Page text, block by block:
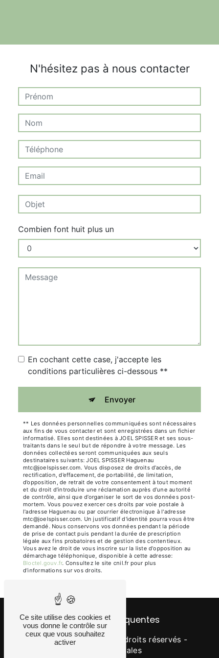
N'hésitez pas à nous contacter
Combien font huit plus un
En cochant cette case, j'accepte les
conditions particulières ci-dessous **
Envoyer
** Les données personnelles communiquées sont nécessaires
aux fins de vous contacter et sont enregistrées dans un fichier
informatisé. Elles sont destinées à JOEL SPISSER et ses sous-
traitants dans le seul but de répondre à votre message. Les
données collectées seront communiquées aux seuls
destinataires suivants: JOEL SPISSER Haguenau
mtc@joelspisser.com. Vous disposez de droits d’accès, de
rectification, d’effacement, de portabilité, de limitation,
d’opposition, de retrait de votre consentement à tout moment
et du droit d’introduire une réclamation auprès d’une autorité
de contrôle, ainsi que d’organiser le sort de vos données post-
mortem. Vous pouvez exercer ces droits par voie postale à
l'adresse Haguenau ou par courrier électronique à l'adresse
mtc@joelspisser.com. Un justificatif d'identité pourra vous être
demandé. Nous conservons vos données pendant la période
de prise de contact puis pendant la durée de prescription
légale aux fins probatoires et de gestion des contentieux.
Vous avez le droit de vous inscrire sur la liste d'opposition au
démarchage téléphonique, disponible à cette adresse:
Bloctel.gouv.fr. Consultez le site cnil.fr pour plus
d’informations sur vos droits.
Recherches fréquentes
©Vistalid- 2026 - Tous droits réservés -
Mentions légales
Ce site utilise des cookies et
vous donne le contrôle sur
ceux que vous souhaitez
activer